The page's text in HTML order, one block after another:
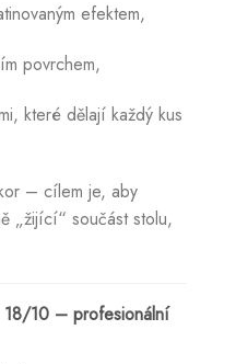
efektem,
povrchem,
které dělají každý kus
– cílem je, aby
„žijící“ součást stolu,
10 – profesionální